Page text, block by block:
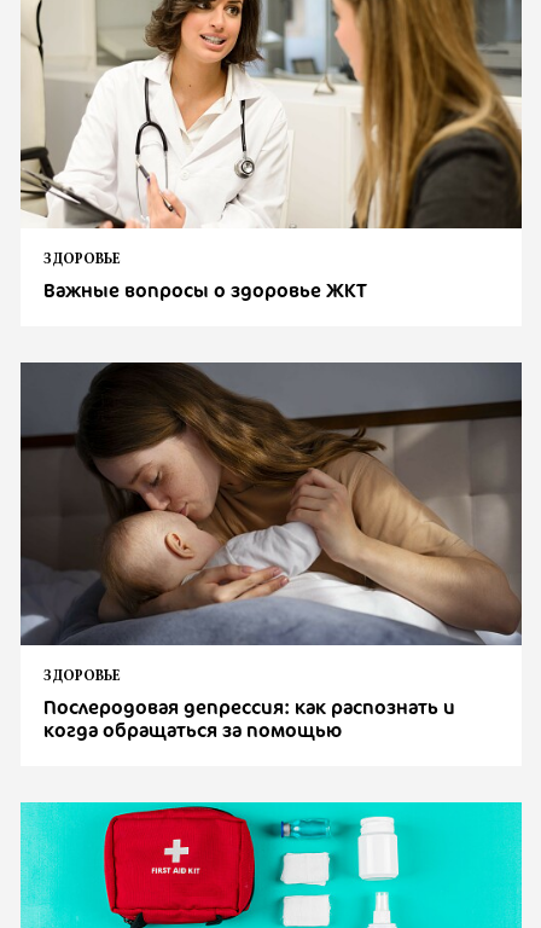
ЗДОРОВЬЕ
Важные вопросы о здоровье ЖКТ
ЗДОРОВЬЕ
Послеродовая депрессия: как распознать и
когда обращаться за помощью